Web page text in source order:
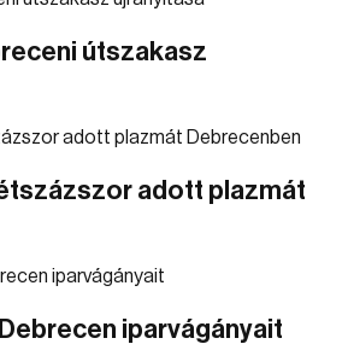
útszakasz
adott plazmát
iparvágányait